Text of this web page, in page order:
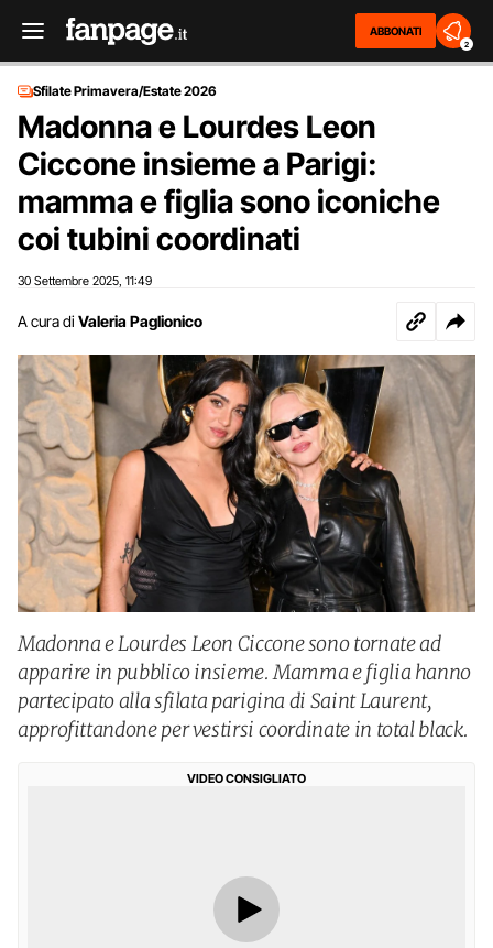
ABBONATI
2
Sfilate Primavera/Estate 2026
Madonna e Lourdes Leon
Ciccone insieme a Parigi:
mamma e figlia sono iconiche
coi tubini coordinati
30 Settembre 2025 11:49
A cura di Valeria Paglionico
Madonna e Lourdes Leon Ciccone sono tornate ad
apparire in pubblico insieme. Mamma e figlia hanno
partecipato alla sfilata parigina di Saint Laurent,
approfittandone per vestirsi coordinate in total black.
VIDEO CONSIGLIATO